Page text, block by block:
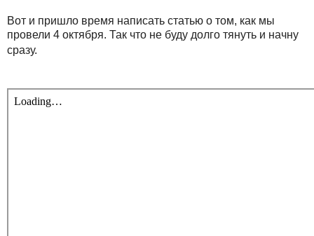
Вот и пришло время написать статью о том, как мы
провели 4 октября. Так что не буду долго тянуть и начну
сразу.